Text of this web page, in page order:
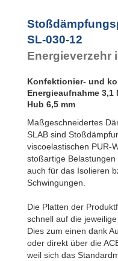
SL-030-12
Energieverzehr
Konfektionier- und
Energieaufnahme 3,1
Hub 6,5 mm
Maßgeschneidertes
SLAB sind
viscoelastischen PUR-
stoßartige
auch für das Isolieren
Schwingungen.
Die Platten der
schnell auf die
Dies zum einen dank
oder direkt über die
weil sich das